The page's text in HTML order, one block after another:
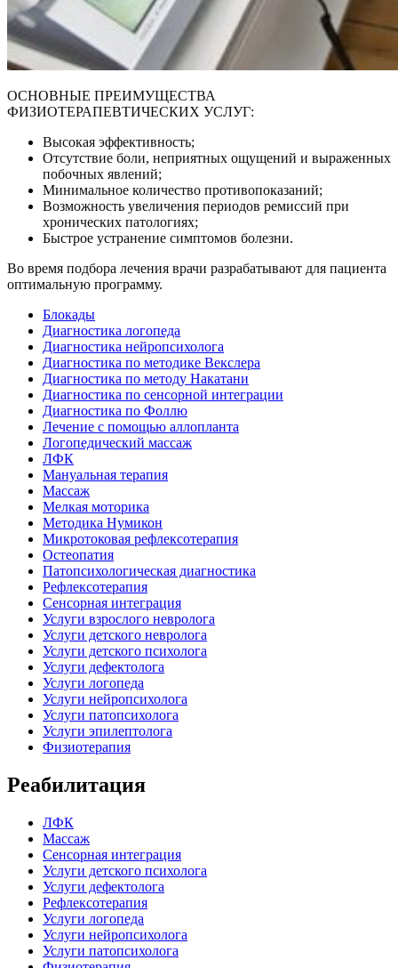
ОСНОВНЫЕ ПРЕИМУЩЕСТВА
ФИЗИОТЕРАПЕВТИЧЕСКИХ УСЛУГ:
Высокая эффективность;
Отсутствие боли, неприятных ощущений и выраженных
побочных явлений;
Минимальное количество противопоказаний;
Возможность увеличения периодов ремиссий при
хронических патологиях;
Быстрое устранение симптомов болезни.
Во время подбора лечения врачи разрабатывают для пациента
оптимальную программу.
Блокады
Диагностика логопеда
Диагностика нейропсихолога
Диагностика по методике Векслера
Диагностика по методу Накатани
Диагностика по сенсорной интеграции
Диагностика по Фоллю
Лечение с помощью аллопланта
Логопедический массаж
ЛФК
Мануальная терапия
Массаж
Мелкая моторика
Методика Нумикон
Микротоковая рефлексотерапия
Остеопатия
Патопсихологическая диагностика
Рефлексотерапия
Сенсорная интеграция
Услуги взрослого невролога
Услуги детского невролога
Услуги детского психолога
Услуги дефектолога
Услуги логопеда
Услуги нейропсихолога
Услуги патопсихолога
Услуги эпилептолога
Физиотерапия
Реабилитация
ЛФК
Массаж
Сенсорная интеграция
Услуги детского психолога
Услуги дефектолога
Рефлексотерапия
Услуги логопеда
Услуги нейропсихолога
Услуги патопсихолога